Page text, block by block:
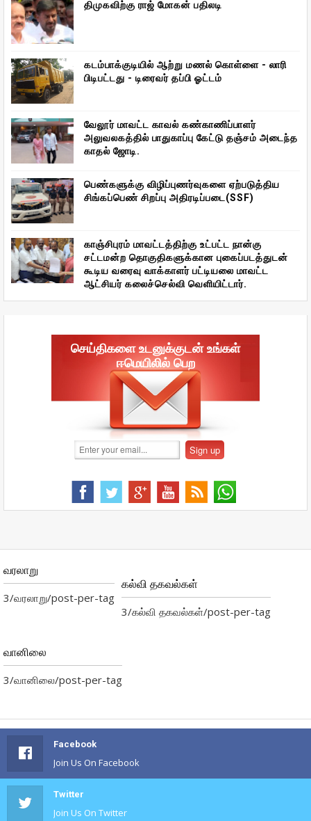
திமுகவிற்கு ராஜ் மோகன் பதிலடி
கடம்பாக்குடியில் ஆற்று மணல் கொள்ளை - லாரி
பிடிபட்டது - டிரைவர் தப்பி ஓட்டம்
வேலூர் மாவட்ட காவல் கண்காணிப்பாளர்
அலுவலகத்தில் பாதுகாப்பு கேட்டு தஞ்சம் அடைந்த
காதல் ஜோடி.
பெண்களுக்கு விழிப்புணர்வுகளை ஏற்படுத்திய
சிங்கப்பெண் சிறப்பு அதிரடிப்படை(SSF)
காஞ்சிபுரம் மாவட்டத்திற்கு உட்பட்ட நான்கு
சட்டமன்ற தொகுதிகளுக்கான புகைப்படத்துடன்
கூடிய வரைவு வாக்காளர் பட்டியலை மாவட்ட
ஆட்சியர் கலைச்செல்வி வெளியிட்டார்.
செய்திகளை உடனுக்குடன் உங்கள்
ஈமெயிலில் பெற
வரலாறு
3/வரலாறு/post-per-tag
கல்வி தகவல்கள்
3/கல்வி தகவல்கள்/post-per-tag
வானிலை
3/வானிலை/post-per-tag
Facebook
Join Us On Facebook
Twitter
Join Us On Twitter